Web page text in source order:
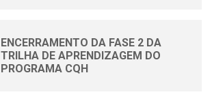
ENCERRAMENTO DA FASE 2 DA
TRILHA DE APRENDIZAGEM DO
PROGRAMA CQH